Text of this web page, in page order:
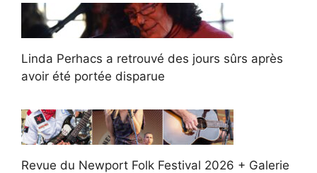
Linda Perhacs a retrouvé des jours sûrs après
avoir été portée disparue
Revue du Newport Folk Festival 2026 + Galerie